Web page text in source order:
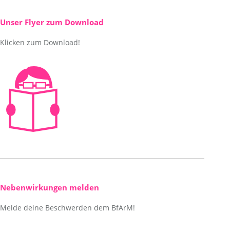
newin
window
Unser Flyer zum Download
Klicken zum Download!
Nebenwirkungen melden
Melde deine Beschwerden dem BfArM!